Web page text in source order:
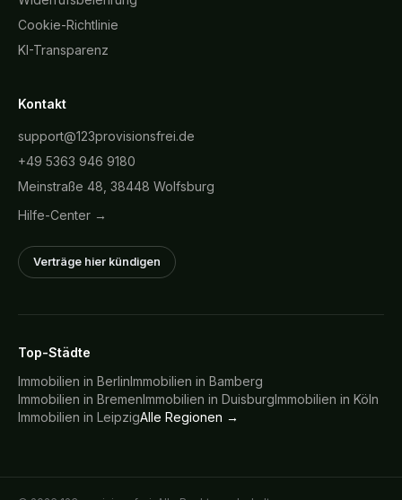
Cookie-Richtlinie
KI-Transparenz
Kontakt
support@123provisionsfrei.de
+49 5363 946 9180
Meinstraße 48, 38448 Wolfsburg
Hilfe-Center →
Verträge hier kündigen
Top-Städte
Immobilien in BerlinImmobilien in Bamberg
Immobilien in BremenImmobilien in DuisburgImmobilien in Köln
Immobilien in LeipzigAlle Regionen →